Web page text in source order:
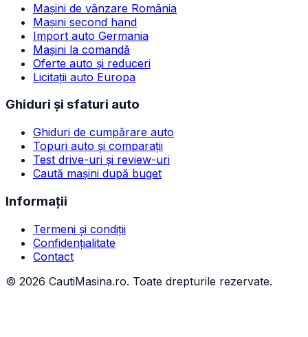
Mașini de vânzare România
Mașini second hand
Import auto Germania
Mașini la comandă
Oferte auto și reduceri
Licitații auto Europa
Ghiduri și sfaturi auto
Ghiduri de cumpărare auto
Topuri auto și comparații
Test drive-uri și review-uri
Caută mașini după buget
Informații
Termeni și condiții
Confidențialitate
Contact
© 2026 CautiMasina.ro. Toate drepturile rezervate.